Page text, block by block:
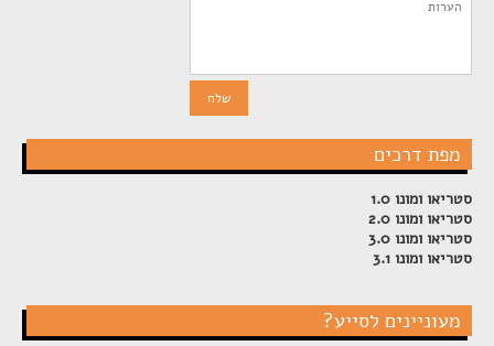
מפת דרכים
סטריאו ומונו 1.0
סטריאו ומונו 2.0
סטריאו ומונו 3.0
סטריאו ומונו 3.1
מעוניינים לסייע?